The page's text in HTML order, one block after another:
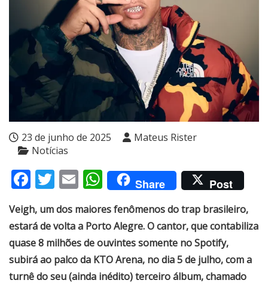
23 de junho de 2025
Mateus Rister
Notícias
Facebook
Twitter
EmailWhatsApp
Share Post
Veigh, um dos maiores fenômenos do trap brasileiro,
estará de volta a Porto Alegre. O cantor, que contabiliza
quase 8 milhões de ouvintes somente no Spotify,
subirá ao palco da KTO Arena, no dia 5 de julho, com a
turnê do seu (ainda inédito) terceiro álbum, chamado